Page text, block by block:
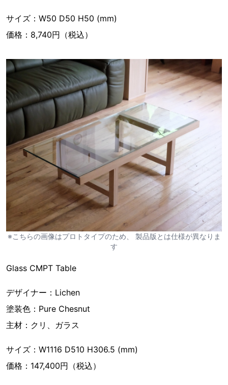
サイズ：W50 D50 H50 (mm)
価格：8,740円（税込）
※こちらの画像はプロトタイプのため、 製品版とは仕様が異なりま
す
Glass CMPT Table
デザイナー：Lichen
塗装色：Pure Chesnut
主材：クリ、ガラス
サイズ：W1116 D510 H306.5 (mm)
価格：147,400円（税込）